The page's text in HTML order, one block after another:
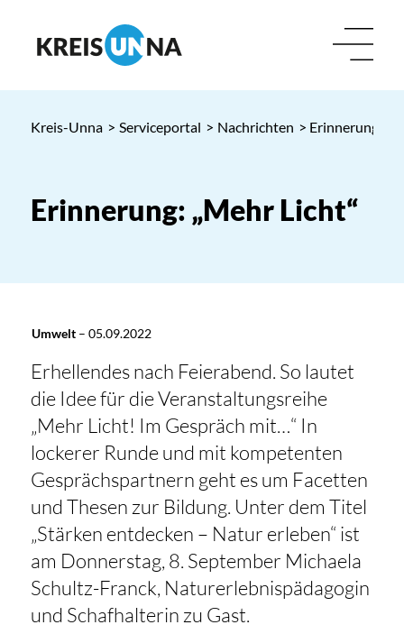
Kreis-Unna > Serviceportal > Nachrichten > Erinnerung:
Erinnerung: „Mehr Licht“
Umwelt– 05.09.2022
Erhellendes nach Feierabend. So lautet
die Idee für die Veranstaltungsreihe
„Mehr Licht! Im Gespräch mit…“ In
lockerer Runde und mit kompetenten
Gesprächspartnern geht es um Facetten
und Thesen zur Bildung. Unter dem Titel
„Stärken entdecken – Natur erleben“ ist
am Donnerstag, 8. September Michaela
Schultz-Franck, Naturerlebnispädagogin
und Schafhalterin zu Gast.